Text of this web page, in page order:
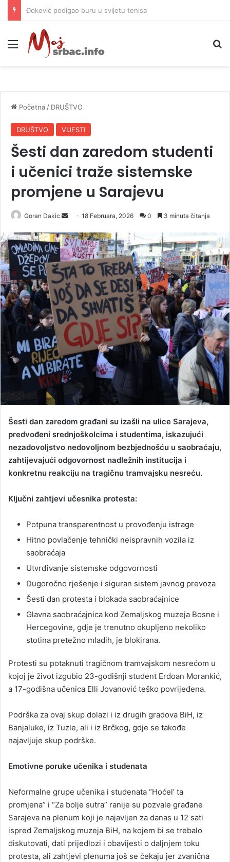
APIF izgubio spor sa komšijama, mora platiti 10.000 KM
Meni
Početna / DRUŠTVO
DRUŠTVO VIJESTI
Šesti dan zaredom studenti
i učenici traže sistemske
promjene u Sarajevu
Goran Dakic
n
d
a
n
e
m
a
i
l
18 Februara, 2026 0 3 minuta čitanja
Šesti dan zaredom građani su izašli na ulice Sarajeva,
predvođeni srednjoškolcima i studentima, iskazujući
nezadovoljstvo nedovoljnom bezbjednošću u saobraćaju,
zahtijevajući odgovornost nadležnih institucija i
konkretnu reakciju na tragičnu tramvajsku nesreću.
Ključni zahtjevi učesnika protesta:
Potpuna transparentnost u provođenju istrage
Hitno povlačenje tehnički neispravnih vozila iz
saobraćaja
Utvrđivanje sistemske odgovornosti
Dugoročno rješenje i siguran sistem javnog prevoza
Šesti dan protesta i blokada saobraćajnice
Glavna saobraćajnica kod Zemaljskog muzeja Bosne i
Hercegovine, gdje je trenutno okupljeno nekoliko
stotina pretežno mladih, je blokirana.
Protesti su potaknuti tragičnom tramvajskom nesrećom u
kojoj je život izgubio 23-godišnji student Erdoan Morankić,
a 17-godišna učenica Elli Jovanović teško povrijeđena.
Podrška za ovaj skup dolazi i iz drugih gradova BiH, iz
Banjaluke, iz Tuzle, ali i iz Brčkog, gdje se takođe
najavljuje skup podrške.
Emotivne poruke učenika i studenata
Neformalne grupe učenika i studenata “Hoćel’ ta
promjena” i “Za bolje sutra” ranije su pozvale građane
Sarajeva na plenum koji je najavljen za danas u 12 sati
ispred Zemaljskog muzeja BiH, na kojem bi se trebalo
diskutovati, dati prijedlozi i obavijesti o daljnjem toku
protesta, ali zahtjevi plenuma još se čekaju jer zvanična